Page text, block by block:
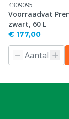
4309095
Voorraadvat
zwart, 60 L
€ 177,00